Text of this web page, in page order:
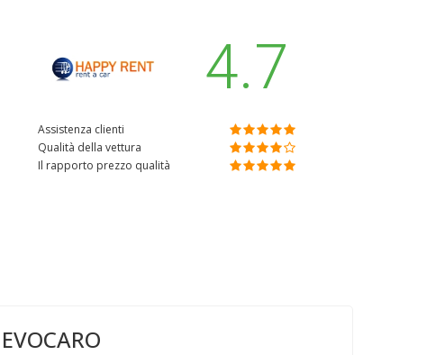
4.7
Assistenza clienti
Qualità della vettura
Il rapporto prezzo qualità
EVOCARO